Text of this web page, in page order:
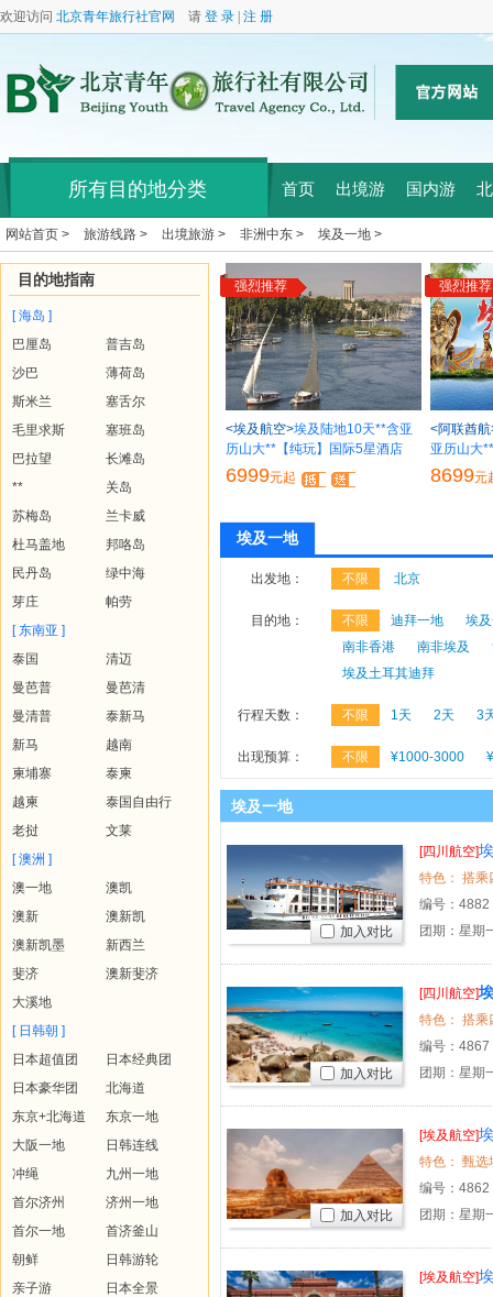
欢迎访问 北京青年旅行社官网 请 登 录 注 册
所有目的地分类 首页 出境游 国内游
网站首页 > 旅游线路 > 出境旅游 > 非洲中东 > 埃及一地 >
目的地指南
[ 海岛 ]
巴厘岛
普吉岛
沙巴
薄荷岛
斯米兰
塞舌尔
毛里求斯
塞班岛
巴拉望
长滩岛
**
关岛
苏梅岛
兰卡威
杜马盖地
邦咯岛
民丹岛
绿中海
芽庄
帕劳
[ 东南亚 ]
泰国
清迈
曼芭普
曼芭清
曼清普
泰新马
新马
越南
柬埔寨
泰柬
越柬
泰国自由行
老挝
文莱
[ 澳洲 ]
澳一地
澳凯
澳新
澳新凯
澳新凯墨
新西兰
斐济
澳新斐济
大溪地
[ 日韩朝 ]
日本超值团
日本经典团
日本豪华团
北海道
东京+北海道
东京一地
大阪一地
日韩连线
冲绳
九州一地
首尔济州
济州一地
首尔一地
首济釜山
朝鲜
日韩游轮
亲子游
日本全景
强烈推荐
<埃及航空>埃及陆地10天**含亚
历山大**【纯玩】国际5星酒店
6999元起
强烈推荐
<阿联酋航
亚历山大**
8699元
埃及一地
出发地： 不限 北京
目的地： 不限 迪拜一地
埃
南非香港
南非埃及
埃及土耳其迪拜
行程天数： 不限 1天 2天 3
出现预算： 不限 ¥1000-3000
埃及一地
[四川航空]
编号： 4882
团期：星期
加入对比
[四川航空]
编号： 4867
团期：星期
加入对比
[埃及航空]
编号： 4862
团期：星期
加入对比
[埃及航空]